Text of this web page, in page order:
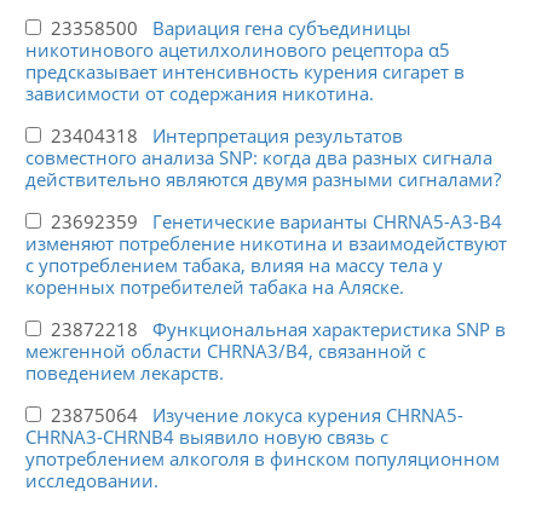
23358500 Вариация гена субъединицы
никотинового ацетилхолинового рецептора α5
предсказывает интенсивность курения сигарет в
зависимости от содержания никотина.
23404318 Интерпретация результатов
совместного анализа SNP: когда два разных сигнала
действительно являются двумя разными сигналами?
23692359 Генетические варианты CHRNA5-A3-B4
изменяют потребление никотина и взаимодействуют
с употреблением табака, влияя на массу тела у
коренных потребителей табака на Аляске.
23872218 Функциональная характеристика SNP в
межгенной области CHRNA3/B4, связанной с
поведением лекарств.
23875064 Изучение локуса курения CHRNA5-
CHRNA3-CHRNB4 выявило новую связь с
употреблением алкоголя в финском популяционном
исследовании.